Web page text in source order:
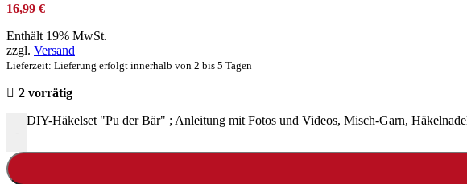
16,99 €
Enthält 19% MwSt.
zzgl. Versand
Lieferzeit: Lieferung erfolgt innerhalb von 2 bis 5 Tagen
2 vorrätig
-
DIY-Häkelset "Pu der Bär" ; Anleitung mit Fotos und Videos, Misch-Garn,